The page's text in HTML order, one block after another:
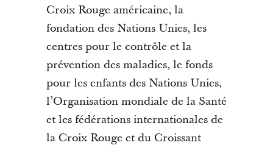
Croix Rouge américaine, la
fondation des Nations Unies, les
centres pour le contrôle et la
prévention des maladies, le fonds
pour les enfants des Nations Unies,
l’Organisation mondiale de la Santé
et les fédérations internationales de
la Croix Rouge et du Croissant